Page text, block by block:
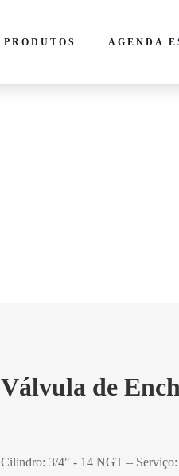
PRODUTOS AGENDA
Válvula de
Cilindro: 3/4" - 14 NGT –